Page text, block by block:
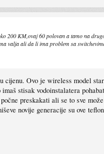
200 KM,ovaj 60 polovan a tamo na
valja ali da li ima problem sa
cijenu. Ovo je wireless model
stisak vodoinstalatera
preskakati ali se to sve
novije generacije su ove